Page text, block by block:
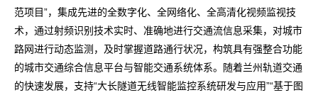
范项目”，集成先进的全数字化、全网络化、全高清化视频监视技
术，通过射频识别技术实时、准确地进行交通流信息采集，对城市
路网进行动态监测，及时掌握道路通行状况，构筑具有强整合功能
的城市交通综合信息平台与智能交通系统体系。随着兰州轨道交通
的快速发展，支持“大长隧道无线智能监控系统研发与应用”“基于图